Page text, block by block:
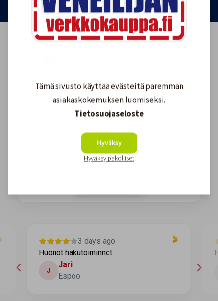
Asiakkaidemme kokemuksia
7 days ago
Helppo edullinen
Aurora
Tämä sivusto käyttää evästeitä paremman
asiakaskokemuksen luomiseksi.
Tietosuojaseloste
Hyväksy
Hyväksy pakolliset